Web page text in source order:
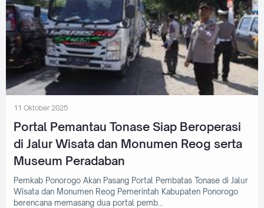
11 Oktober 2025
Portal Pemantau Tonase Siap Beroperasi
di Jalur Wisata dan Monumen Reog serta
Museum Peradaban
Pemkab Ponorogo Akan Pasang Portal Pembatas Tonase di Jalur
Wisata dan Monumen Reog Pemerintah Kabupaten Ponorogo
berencana memasang dua portal pemb…